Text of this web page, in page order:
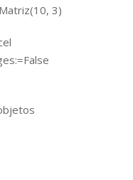
3)